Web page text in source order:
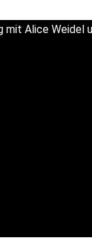
Alice Weidel